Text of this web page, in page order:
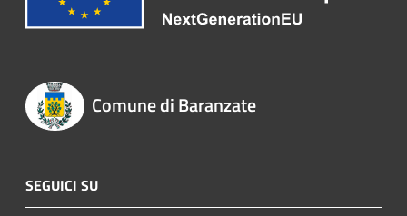
Comune di Baranzate
SEGUICI SU